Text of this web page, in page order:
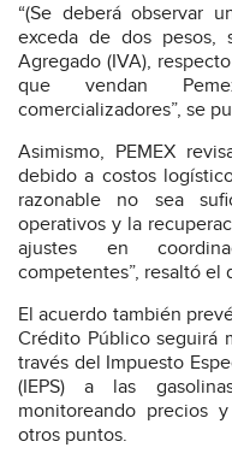
“(Se deberá observar
exceda de dos pesos,
Agregado (IVA),
que vendan
comercializadores”, se
Asimismo, PEMEX
debido a costos
razonable no sea
operativos y la
ajustes en
competentes”, resaltó el
El acuerdo también
Crédito Público seguirá
través del Impuesto
(IEPS) a las
monitoreando precios
otros puntos.